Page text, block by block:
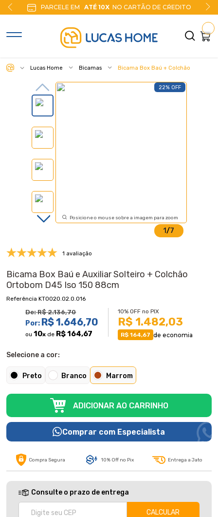
PARCELE EM ATÉ 10X NO CARTÃO DE CŔEDITO
Lucas Home Bicamas Bicama Box Baú + Colchão
22% OFF
1/7
Posicione o mouse sobre a imagem para zoom
1 avaliação
Bicama Box Baú e Auxiliar Solteiro + Colchão
Ortobom D45 Iso 150 88cm
KT0020.02.0.016
De:R$ 2.136,70
Por: R$ 1.646,70
ou10x de R$ 164,67
10% OFF no PIX
R$ 1.482,03
R$ 164,67 de economia
Selecione a cor:
Preto Branco Marrom
ADICIONAR AO CARRINHO
Comprar com Especialista
Compra Segura 10% Off no Pix Entrega a Jato
Consulte o prazo de entrega